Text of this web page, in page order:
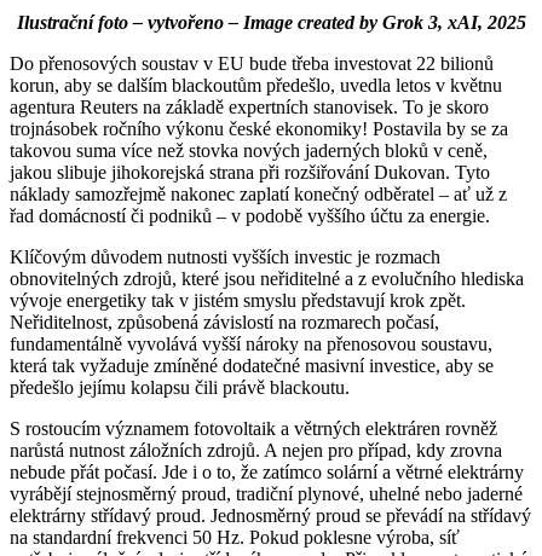
Ilustrační foto – vytvořeno – Image created by Grok 3, xAI, 2025
Do přenosových soustav v EU bude třeba investovat 22 bilionů
korun, aby se dalším blackoutům předešlo, uvedla letos v květnu
agentura Reuters na základě expertních stanovisek. To je skoro
trojnásobek ročního výkonu české ekonomiky! Postavila by se za
takovou suma více než stovka nových jaderných bloků v ceně,
jakou slibuje jihokorejská strana při rozšiřování Dukovan. Tyto
náklady samozřejmě nakonec zaplatí konečný odběratel – ať už z
řad domácností či podniků – v podobě vyššího účtu za energie.
Klíčovým důvodem nutnosti vyšších investic je rozmach
obnovitelných zdrojů, které jsou neřiditelné a z evolučního hlediska
vývoje energetiky tak v jistém smyslu představují krok zpět.
Neřiditelnost, způsobená závislostí na rozmarech počasí,
fundamentálně vyvolává vyšší nároky na přenosovou soustavu,
která tak vyžaduje zmíněné dodatečné masivní investice, aby se
předešlo jejímu kolapsu čili právě blackoutu.
S rostoucím významem fotovoltaik a větrných elektráren rovněž
narůstá nutnost záložních zdrojů. A nejen pro případ, kdy zrovna
nebude přát počasí. Jde i o to, že zatímco solární a větrné elektrárny
vyrábějí stejnosměrný proud, tradiční plynové, uhelné nebo jaderné
elektrárny střídavý proud. Jednosměrný proud se převádí na střídavý
na standardní frekvenci 50 Hz. Pokud poklesne výroba, síť